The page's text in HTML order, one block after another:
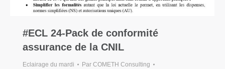
#ECL 24-Pack de conformité
assurance de la CNIL
Eclairage du mardi Par COMETH Consulting